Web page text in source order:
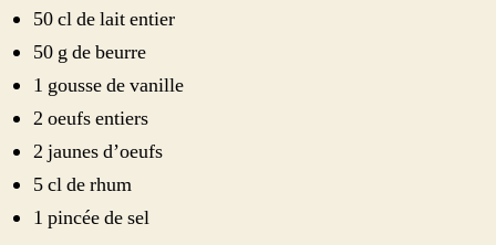
50 cl de lait entier
50 g de beurre
1 gousse de vanille
2 oeufs entiers
2 jaunes d’oeufs
5 cl de rhum
1 pincée de sel